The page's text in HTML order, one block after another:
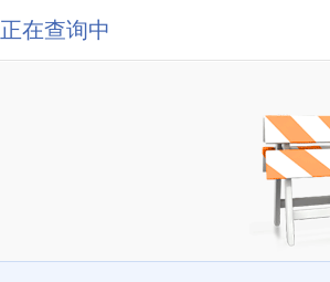
正在查询中